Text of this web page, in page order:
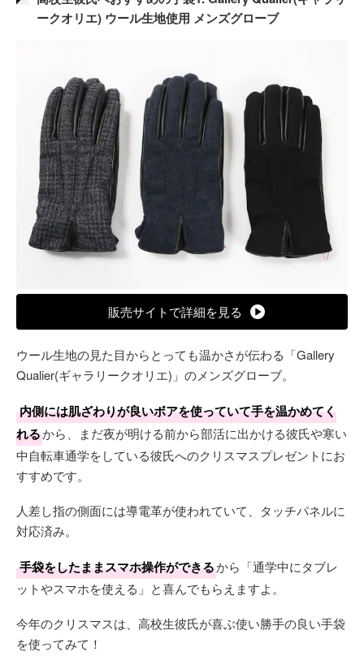
ークオリエ) ウール生地使用 メンズグローブ
販売サイトで詳細を見る
ウール生地の見た目からとっても温かさが伝わる「Gallery
Qualier(ギャラリークオリエ)」のメンズグローブ。
内側には肌ざわりが良いボアを使っていて手を温かめてく
れるから、まだ夜が明ける前から部活に出かける彼氏や寒い
中自転車通学をしている彼氏へのクリスマスプレゼントにお
すすめです。
人差し指の側面には導電革が使われていて、タッチパネルに
対応済み。
手袋をしたままスマホ操作ができるから「通学中にタブレ
ットやスマホを使える」と喜んでもらえますよ。
今年のクリスマスは、高校生彼氏が喜ぶ使い勝手の良い手袋
を使ってみて！